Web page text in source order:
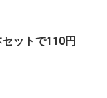
ットで110円